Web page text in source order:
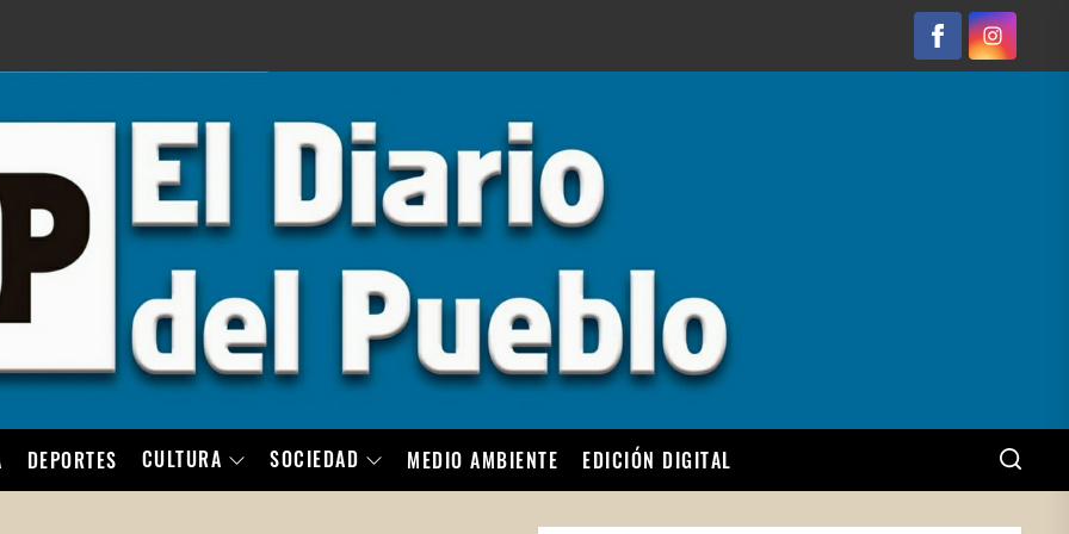
FacebookInstagram
DEPORTES CULTURA SOCIEDAD MEDIO AMBIENTE EDICIÓN DIGITAL